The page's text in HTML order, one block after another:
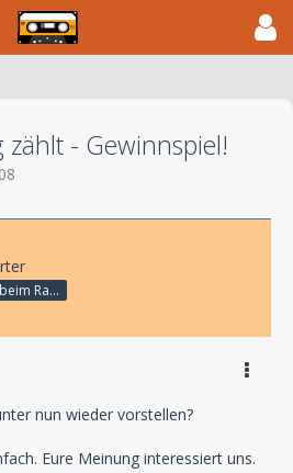
- Gewinnspiel!
hört Hörspiele beim Rasenmähen
nun wieder vorstellen?
Eure Meinung interessiert uns.